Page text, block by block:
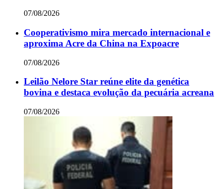
07/08/2026
Cooperativismo mira mercado internacional e
aproxima Acre da China na Expoacre
07/08/2026
Leilão Nelore Star reúne elite da genética
bovina e destaca evolução da pecuária acreana
07/08/2026